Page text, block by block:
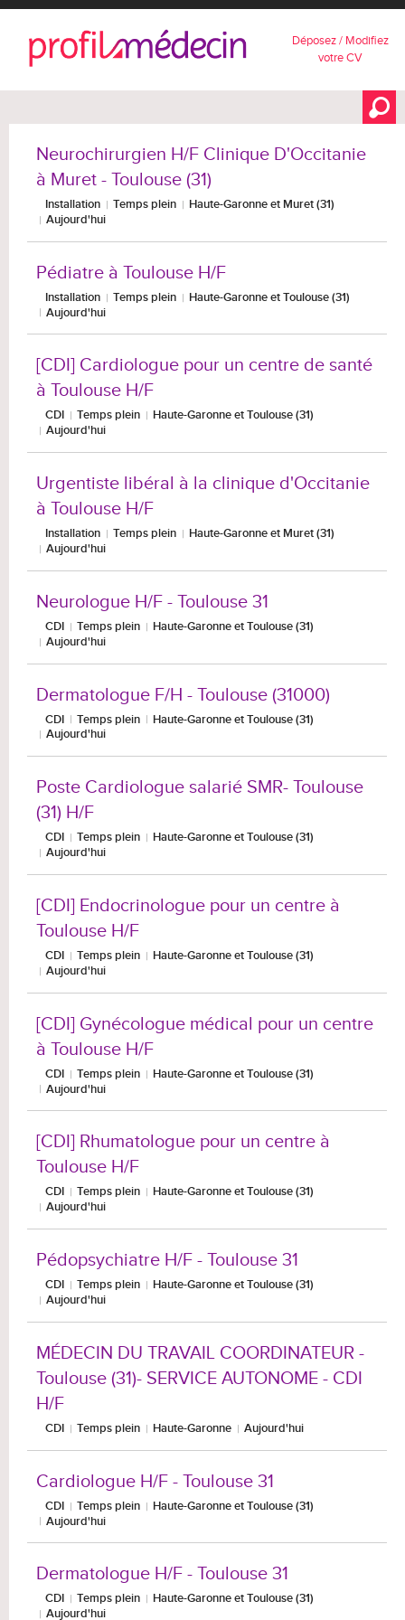
Déposez / Modifiez
votre CV
Neurochirurgien H/F Clinique D'Occitanie
à Muret - Toulouse (31)
Installation Temps plein
Haute-Garonne et Muret (31)
Aujourd'hui
Pédiatre à Toulouse H/F
Installation Temps plein
Haute-Garonne et Toulouse (31)
Aujourd'hui
[CDI] Cardiologue pour un centre de santé
à Toulouse H/F
CDI Temps plein
Haute-Garonne et Toulouse (31)
Aujourd'hui
Urgentiste libéral à la clinique d'Occitanie
à Toulouse H/F
Installation Temps plein
Haute-Garonne et Muret (31)
Aujourd'hui
Neurologue H/F - Toulouse 31
CDI Temps plein
Haute-Garonne et Toulouse (31)
Aujourd'hui
Dermatologue F/H - Toulouse (31000)
CDI Temps plein
Haute-Garonne et Toulouse (31)
Aujourd'hui
Poste Cardiologue salarié SMR- Toulouse
(31) H/F
CDI Temps plein
Haute-Garonne et Toulouse (31)
Aujourd'hui
[CDI] Endocrinologue pour un centre à
Toulouse H/F
CDI Temps plein
Haute-Garonne et Toulouse (31)
Aujourd'hui
[CDI] Gynécologue médical pour un centre
à Toulouse H/F
CDI Temps plein
Haute-Garonne et Toulouse (31)
Aujourd'hui
[CDI] Rhumatologue pour un centre à
Toulouse H/F
CDI Temps plein
Haute-Garonne et Toulouse (31)
Aujourd'hui
Pédopsychiatre H/F - Toulouse 31
CDI Temps plein
Haute-Garonne et Toulouse (31)
Aujourd'hui
MÉDECIN DU TRAVAIL COORDINATEUR -
Toulouse (31)- SERVICE AUTONOME - CDI
H/F
CDI Temps plein Haute-Garonne Aujourd'hui
Cardiologue H/F - Toulouse 31
CDI Temps plein
Haute-Garonne et Toulouse (31)
Aujourd'hui
Dermatologue H/F - Toulouse 31
CDI Temps plein
Haute-Garonne et Toulouse (31)
Aujourd'hui